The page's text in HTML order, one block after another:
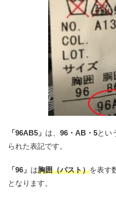
「96AB5」 は、 96・AB・5とい
られた表記です。
「96」 は胸囲（バスト）を表す
となります。